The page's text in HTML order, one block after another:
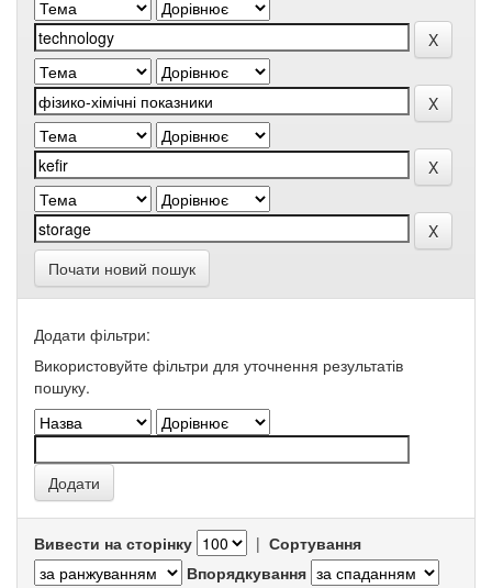
Почати новий пошук
Додати фільтри:
Використовуйте фільтри для уточнення результатів
пошуку.
Вивести на сторінку | Сортування
Впорядкування